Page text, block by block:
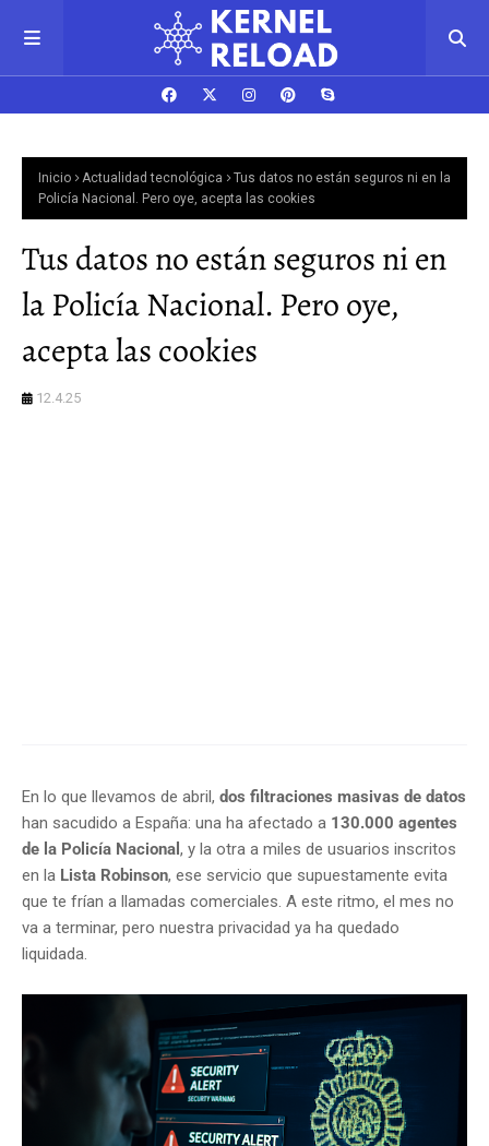
Inicio Actualidad tecnológica
Tus datos no están seguros ni en la
Policía Nacional. Pero oye, acepta las cookies
Tus datos no están seguros ni en
la Policía Nacional. Pero oye,
acepta las cookies
12.4.25
En lo que llevamos de abril, dos filtraciones masivas de datos
han sacudido a España: una ha afectado a 130.000 agentes
de la Policía Nacional , y la otra a miles de usuarios inscritos
en la Lista Robinson, ese servicio que supuestamente evita
que te frían a llamadas comerciales. A este ritmo, el mes no
va a terminar, pero nuestra privacidad ya ha quedado
liquidada.